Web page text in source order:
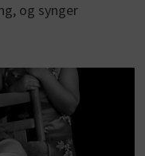
og synger